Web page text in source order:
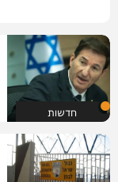
חדשות